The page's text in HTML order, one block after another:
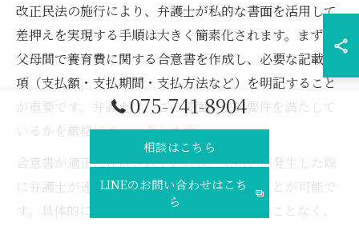
改正民法の施行により、弁護士が私的な書面を活用して
差押えを実現する手順は大きく簡素化されます。まず、
父母間で養育費に関する合意書を作成し、必要な記載事
項（支払額・支払期間・支払方法など）を明記すること
が重要です。弁護士は、この書面が法的要件を満たして
いるかを厳格にチェックします。
合意書が適正に作成されていれば、未払いが発生した際
に弁護士が速やかに差押え手続きを進めることが可能で
す。具体的には、家庭裁判所の手続きに進むことなく、
075-741-8904
相談はこちら
LINEのお問い合わせはこち
ら